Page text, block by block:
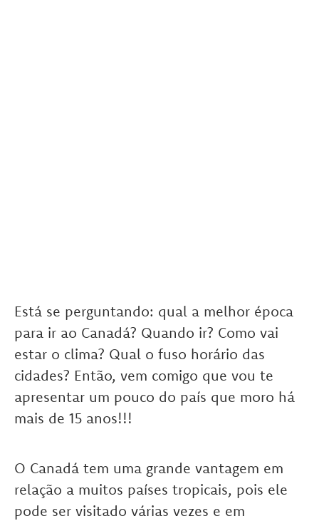
Está se perguntando: qual a melhor época
para ir ao Canadá? Quando ir? Como vai
estar o clima? Qual o fuso horário das
cidades? Então, vem comigo que vou te
apresentar um pouco do país que moro há
mais de 15 anos!!!
O Canadá tem uma grande vantagem em
relação a muitos países tropicais, pois ele
pode ser visitado várias vezes e em